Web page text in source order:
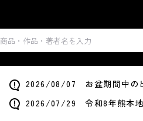
2026/08/07 お盆期間中の
2026/07/29 令和8年熊本地